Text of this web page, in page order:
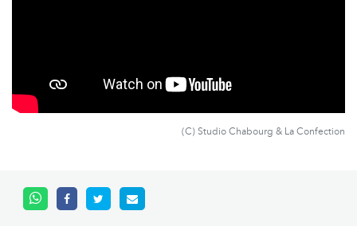
(C) Studio Chabourg & La Confection